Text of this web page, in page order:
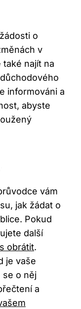
o
v
najít na
informováni a
abyste
vám
jak žádat o
Pokud
další
obrátit.
je vaše
se o něj
a